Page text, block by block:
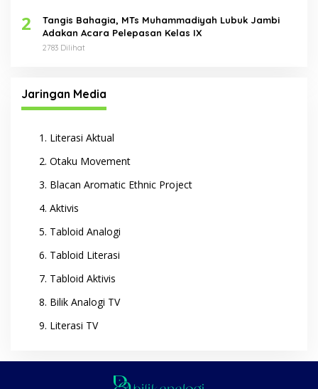
2
Tangis Bahagia, MTs Muhammadiyah Lubuk Jambi
Adakan Acara Pelepasan Kelas IX
2783 Dilihat
Jaringan Media
Literasi Aktual
Otaku Movement
Blacan Aromatic Ethnic Project
Aktivis
Tabloid Analogi
Tabloid Literasi
Tabloid Aktivis
Bilik Analogi TV
Literasi TV